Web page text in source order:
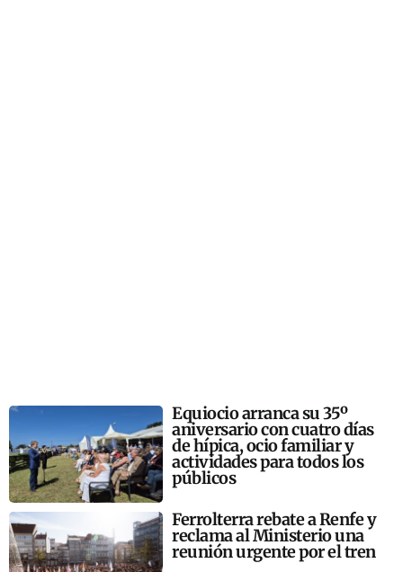
Equiocio arranca su 35º
aniversario con cuatro días
de hípica, ocio familiar y
actividades para todos los
públicos
Ferrolterra rebate a Renfe y
reclama al Ministerio una
reunión urgente por el tren